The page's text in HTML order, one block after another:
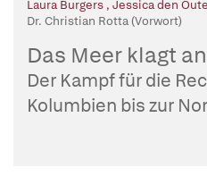
Laura Burgers , Jessica den
Dr. Christian Rotta (Vorwort)
Das Meer klagt
Der Kampf für die
Kolumbien bis zur
Bewegung kämpfen